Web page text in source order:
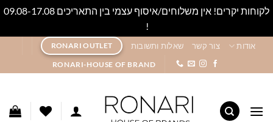
לקוחות יקרים! אין משלוחים/איסוף עצמי בין התאריכים 09.08-17.08
!
content
אודות צור קשר שאלות ותשובות RONARI OUTLET
RONARI-HOUSE OF BRAND